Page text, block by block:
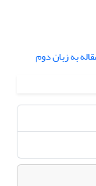
به زبان دوم